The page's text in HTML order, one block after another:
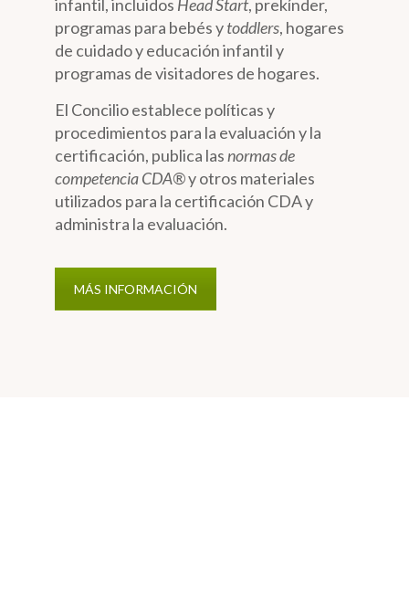
infantil, incluidos Head Start, prekínder,
programas para bebés ytoddlers, hogares
de cuidado y educación infantil y
programas de visitadores de hogares.
El Concilio establece políticas y
procedimientos para la evaluación y la
certificación, publica lasnormas de
competencia CDA®y otros materiales
utilizados para la certificación CDA y
administra la evaluación.
MÁS INFORMACIÓN